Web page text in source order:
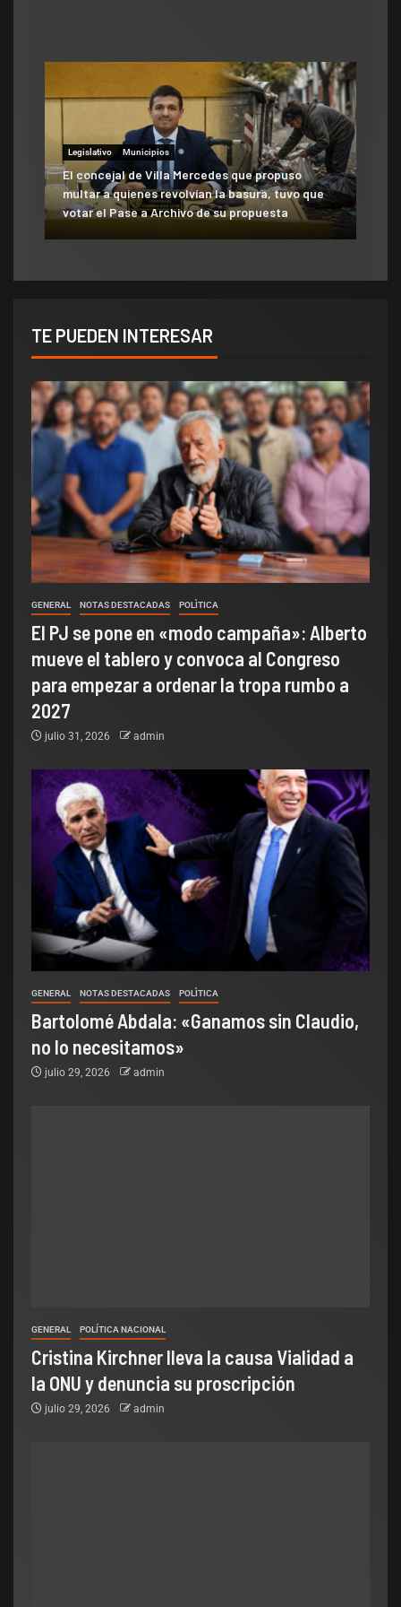
Legislativo Municipios
El concejal de Villa Mercedes que propuso
multar a quienes revolvían la basura, tuvo que
votar el Pase a Archivo de su propuesta
TE PUEDEN INTERESAR
GENERAL NOTAS DESTACADAS POLÌTICA
El PJ se pone en «modo campaña»: Alberto
mueve el tablero y convoca al Congreso
para empezar a ordenar la tropa rumbo a
2027
julio 31, 2026 admin
GENERAL NOTAS DESTACADAS POLÌTICA
Bartolomé Abdala: «Ganamos sin Claudio,
no lo necesitamos»
julio 29, 2026 admin
GENERAL POLÍTICA NACIONAL
Cristina Kirchner lleva la causa Vialidad a
la ONU y denuncia su proscripción
julio 29, 2026 admin